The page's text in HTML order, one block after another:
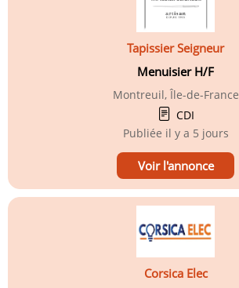
Tapissier Seigneur
Menuisier H/F
Montreuil, Île-de-France
CDI
Publiée il y a 5 jours
Voir l'annonce
Corsica Elec